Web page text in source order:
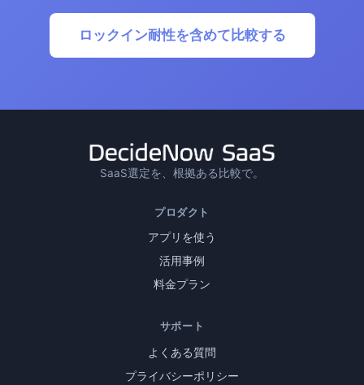
ロックイン耐性を含めて比較する
SaaS選定を、根拠ある比較で。
プロダクト
アプリを使う
活用事例
料金プラン
サポート
よくある質問
プライバシーポリシー